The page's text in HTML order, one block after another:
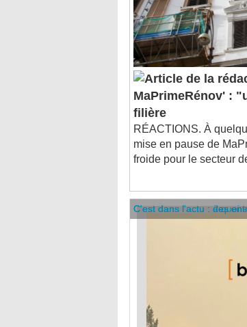
MaPrimeRénov' :
filière
RÉACTIONS. À
mise en pause de
froide pour le secteur
C'est dans l'actu : des
C'est dans l'actu : à quoi